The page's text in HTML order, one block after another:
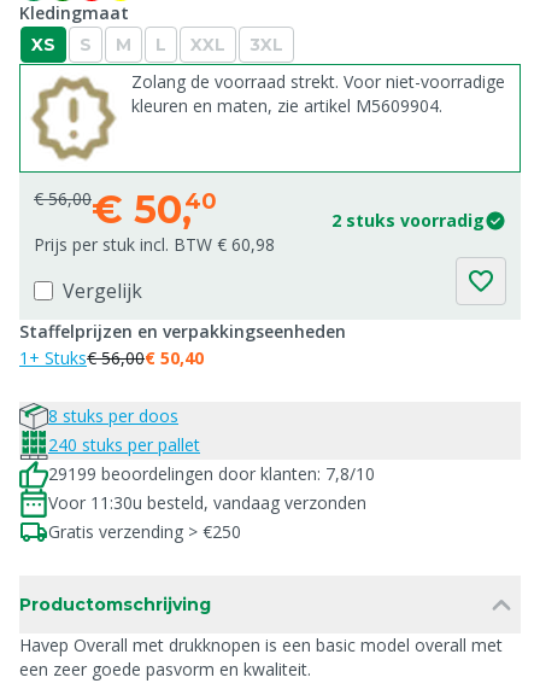
Kledingmaat
XS S M L XXL 3XL
Zolang de voorraad strekt. Voor niet-voorradige
kleuren en maten, zie artikel M5609904.
€ 56,00€ 50,40
2 stuks voorradig
Prijs per stuk incl. BTW € 60,98
Vergelijk
Staffelprijzen en verpakkingseenheden
1+ Stuks€ 56,00€ 50,40
8 stuks per doos
240 stuks per pallet
29199 beoordelingen door klanten: 7,8/10
Voor 11:30u besteld, vandaag verzonden
Gratis verzending > €250
Productomschrijving
Havep Overall met drukknopen is een basic model overall met
een zeer goede pasvorm en kwaliteit.